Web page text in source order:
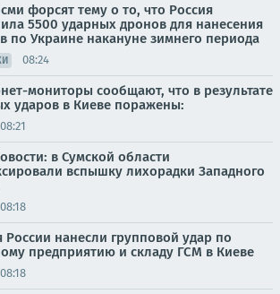
форсят тему о то, что Россия
5500 ударных дронов для нанесения
по Украине накануне зимнего периода
08:24
мониторы сообщают, что в результате
ударов в Киеве поражены:
08:21
в Сумской области
вспышку лихорадки Западного
08:18
России нанесли групповой удар по
предприятию и складу ГСМ в Киеве
08:18